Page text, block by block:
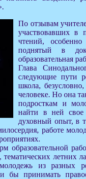
По отзывам
участвовавших в
чтений,
поднятый в
образовательная
Глава
следующие пути
школа,
человеке. Но она
подросткам и
найти в ней свое
духовный опыт, в
работе
образовательной
летних
из разных
бы принимать